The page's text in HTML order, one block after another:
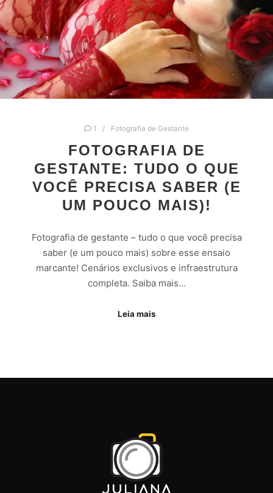
1 Fotografia de Gestante
FOTOGRAFIA DE
GESTANTE: TUDO O QUE
VOCÊ PRECISA SABER (E
UM POUCO MAIS)!
Fotografia de gestante – tudo o que você precisa
saber (e um pouco mais) sobre esse ensaio
marcante! Cenários exclusivos e infraestrutura
completa. Saiba mais…
Leia mais